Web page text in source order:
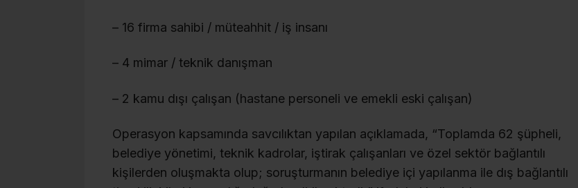
– 16 firma sahibi / müteahhit / iş insanı
– 4 mimar / teknik danışman
– 2 kamu dışı çalışan (hastane personeli ve emekli eski çalışan)
Operasyon kapsamında savcılıktan yapılan açıklamada, “Toplamda 62 şüpheli,
belediye yönetimi, teknik kadrolar, iştirak çalışanları ve özel sektör bağlantılı
kişilerden oluşmakta olup; soruşturmanın belediye içi yapılanma ile dış bağlantılı